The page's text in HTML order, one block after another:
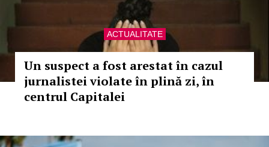
ACTUALITATE
Un suspect a fost arestat în cazul
jurnalistei violate în plină zi, în
centrul Capitalei